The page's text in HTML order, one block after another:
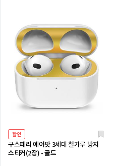
할인
구스페리 에어팟 3세대 철가루 방지
스티커(2장) - 골드